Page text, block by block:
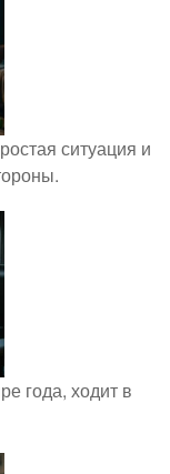
ситуация и
года, ходит в